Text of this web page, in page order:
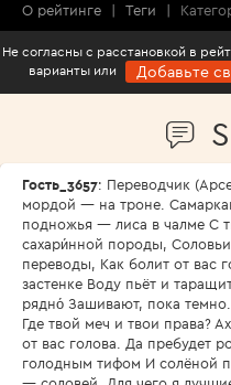
О рейтинге | Теги |
Не согласны с расстановкой в рейтинге? Проголосуйте сами за
варианты или
Добавьте
Гость_3657: Переводчик (Арсений Тарковский) Шах с бараньей
мордой — на троне.
подножья — лиса в чалме С
сахари́нной породы,
переводы, Как болит от вас голова.
застенке Воду пьёт и
рядно́ Зашивают, пока
Где твой меч и твои права?
от вас голова. Да пребудет роза реди́фом, Да царит над
голодным тифом И солёной